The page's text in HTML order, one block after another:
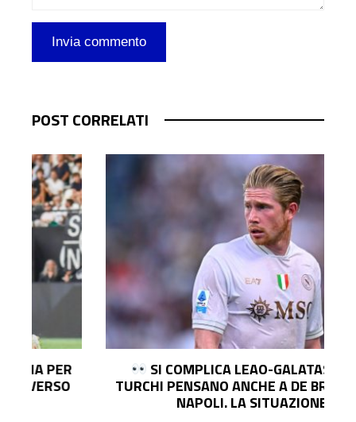
POST CORRELATI
SI COMPLICA LEAO-GALATASARAY: I
TURCHI PENSANO ANCHE A DE BRUYNE DEL
NAPOLI. LA SITUAZIONE